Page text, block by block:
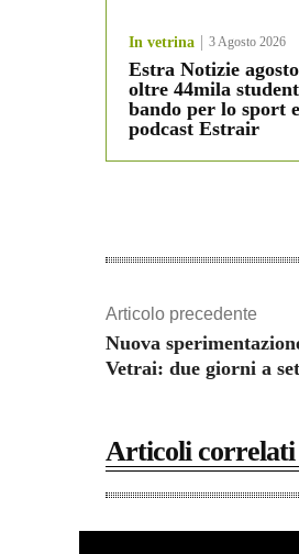
In vetrina 3 Agosto 2026
Estra Notizie
oltre 44mila
bando per lo sport
podcast Estrair
Articolo precedente
Nuova
Vetrai: due giorni a
Articoli correlati